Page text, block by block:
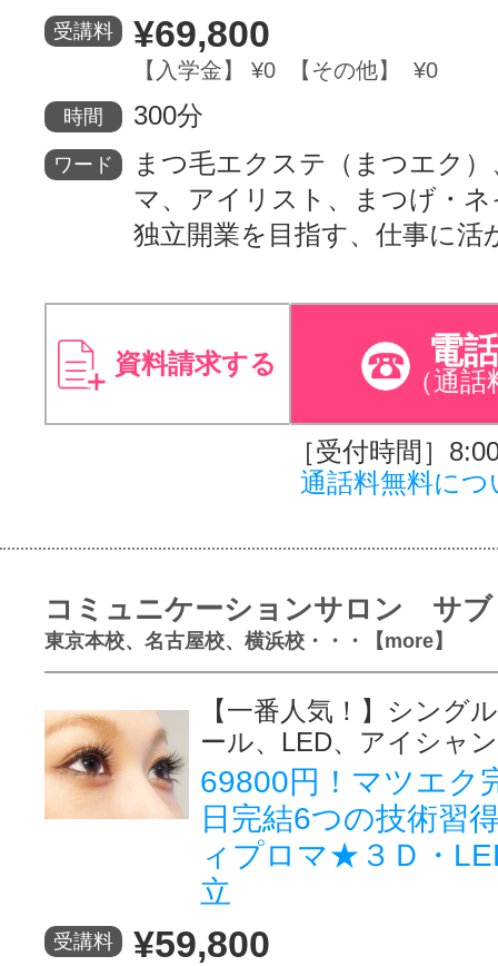
受講料 ¥69,800
【入学金】 ¥0 【その他】 ¥0
時間 300分
ワード
まつ毛エクステ（まつエク
マ、アイリスト、まつげ・
独立開業を目指す、仕事に活
資料請求する 電
（通話
［受付時間］
通話料無料につ
コミュニケーションサロン サブ
東京本校、名古屋校、横浜校・・・【more】
【一番人気！】シング
ール、LED、アイシャ
69800円！マツエク
日完結6つの技術習
ィプロマ★３Ｄ・
立
受講料 ¥59,800